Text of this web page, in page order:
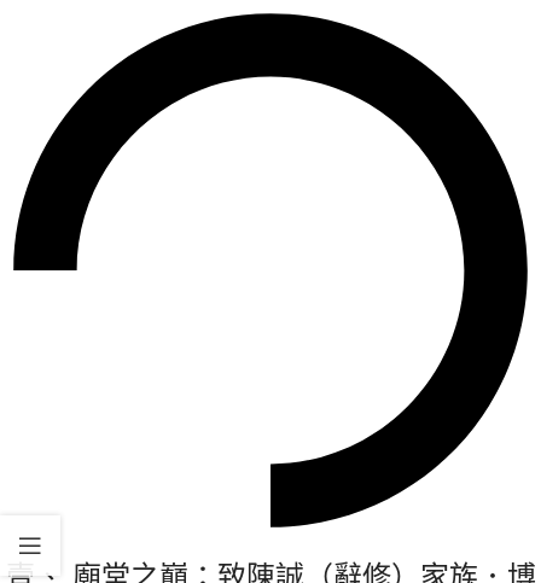
壹、 廟堂之巔：致陳誠（辭修）家族．博